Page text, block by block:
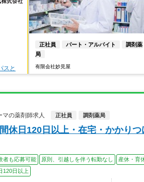
スと
正社員 パート・アルバイト
調剤薬
局
有限会社妙見屋
香川県東かがわ市
この求人を見る
なたにぴったりの求人を 専門アドバイ
の薬剤師求人
正社員 調剤薬局
休日120日以上・在宅・かかり
者も応募可能 原則、引越しを伴う転勤なし 産休・育
120日以上